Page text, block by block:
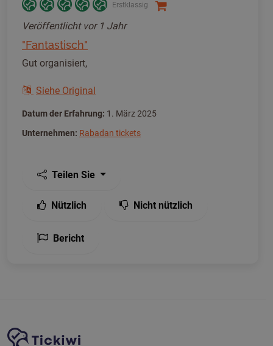
Erstklassig
Veröffentlicht vor 1 Jahr
"Fantastisch"
Gut organisiert,
Siehe Original
Datum der Erfahrung: 1. März 2025
Unternehmen: Rabadan tickets
Teilen Sie
Nützlich Nicht nützlich
Bericht
Website-Navigation
Tickiwi-Plattform